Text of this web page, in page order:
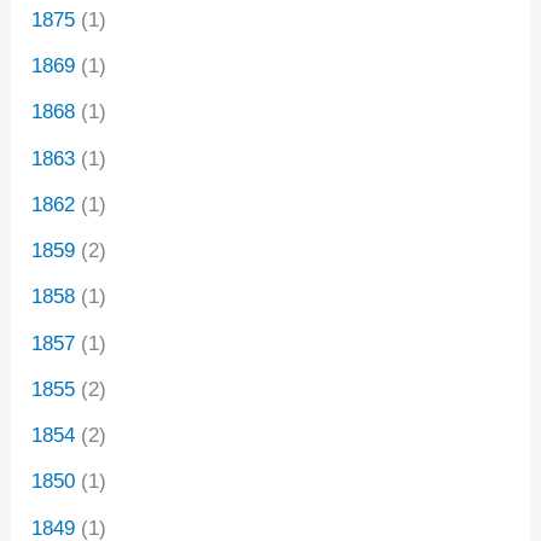
1875 (1)
1869 (1)
1868 (1)
1863 (1)
1862 (1)
1859 (2)
1858 (1)
1857 (1)
1855 (2)
1854 (2)
1850 (1)
1849 (1)